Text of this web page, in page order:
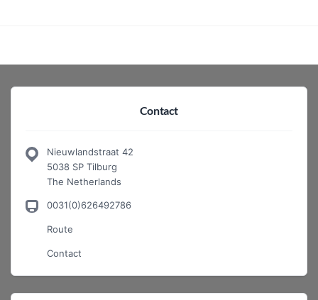
Contact
Nieuwlandstraat 42
5038 SP Tilburg
The Netherlands
0031(0)626492786
Route
Contact